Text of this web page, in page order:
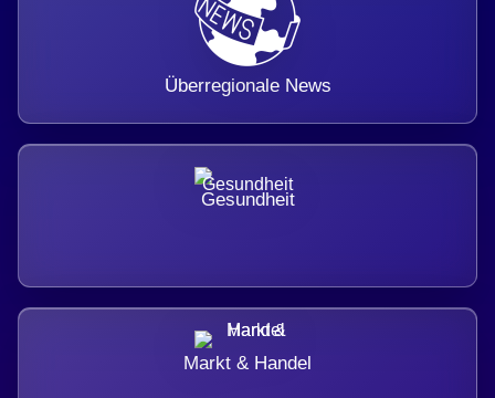
Überregionale News
Gesundheit
Markt & Handel